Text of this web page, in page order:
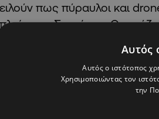
πως πύραυλοι και
στα Στενά του Ορμούζ.
του στο αμερικανικό
πρόθυμος να
, τονίζει πως εκείνη θα
Αυτός
Αυτός ο ιστότοπος
Χρησιμοποιώντας τον
την